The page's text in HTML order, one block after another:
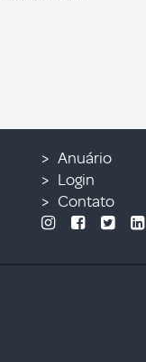
Anuário
Login
Contato